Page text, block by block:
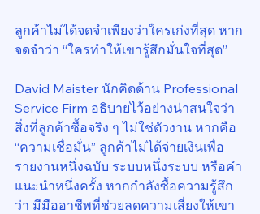
ลูกค้าไม่ได้จดจำเพียงว่าใครเก่งที่สุด หาก
จดจำว่า “ใครทำให้เขารู้สึกมั่นใจที่สุด”
David Maister นักคิดด้าน Professional
Service Firm อธิบายไว้อย่างน่าสนใจว่า
สิ่งที่ลูกค้าซื้อจริง ๆ ไม่ใช่ตัวงาน หากคือ
“ความเชื่อมั่น” ลูกค้าไม่ได้จ่ายเงินเพื่อ
รายงานหนึ่งฉบับ ระบบหนึ่งระบบ หรือคำ
แนะนำหนึ่งครั้ง หากกำลังซื้อความรู้สึก
ว่า มีมืออาชีพที่ช่วยลดความเสี่ยงให้เขา